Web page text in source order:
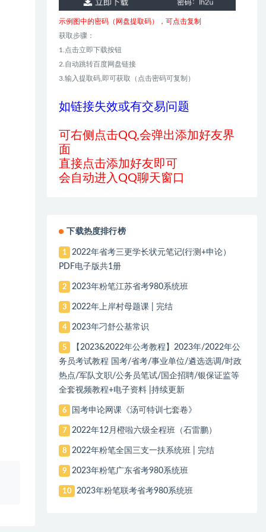
示例图中的密码（网盘提取码），可点击复制
获取步骤：
1.点击立即下载按钮
2.自动跳转百度网盘链接
3.输入提取码,即可获取（点击密码可复制）
如链接失效或有交易问题
可右侧点击QQ,会弹出添加好友界
面
直接点击添加好友即可
会自动进入QQ聊天窗口
下载热度排行榜
1
2022年省考三更学长状元笔记(行测+申论）
PDF电子版共1册
2 2023年粉笔江苏省考980系统班
3 2022年上岸村母题课 | 完结
4 2023年刁舒公基常识
5
【2023&2022年公考教程】2023年/2022年公
务员考试教程 国考/省考/事业单位/遴选选调/时政
热点/军队文职/公务员笔试/国企招聘/银保证监等
全套视频教程+电子资料 |持续更新
6 国考申论网课《汤可特训七套卷》
7 2022年12月橙啦六级全程班（石雷鹏）
8 2022年粉笔全国三支一扶系统班 | 完结
9 2023年粉笔广东省考980系统班
10 2023年粉笔联考省考980系统班